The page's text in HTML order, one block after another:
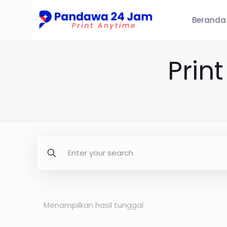
Beranda
Menampilkan hasil tunggal